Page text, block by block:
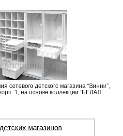
сетевого детского магазина “Винни”,
1, на основе коллекции “БЕЛАЯ
магазинов